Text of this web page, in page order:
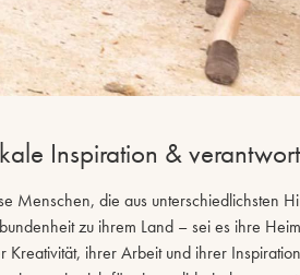
Inspiration &
Menschen, die aus unterschiedlichsten
zu ihrem Land – sei es ihre
Kreativität, ihrer Arbeit und ihrer